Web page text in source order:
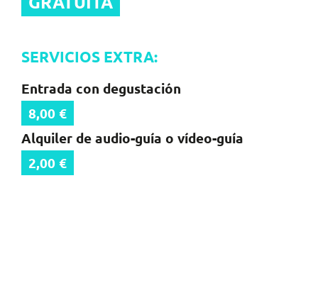
SERVICIOS EXTRA:
Entrada con degustación
8,00 €
Alquiler de audio-guía o vídeo-guía
2,00 €